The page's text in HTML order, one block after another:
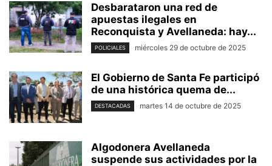
Desbarataron una red de
apuestas ilegales en
Reconquista y Avellaneda: hay...
POLICIALES miércoles 29 de octubre de 2025
El Gobierno de Santa Fe participó
de una histórica quema de...
DESTACADAS martes 14 de octubre de 2025
Algodonera Avellaneda
suspende sus actividades por la